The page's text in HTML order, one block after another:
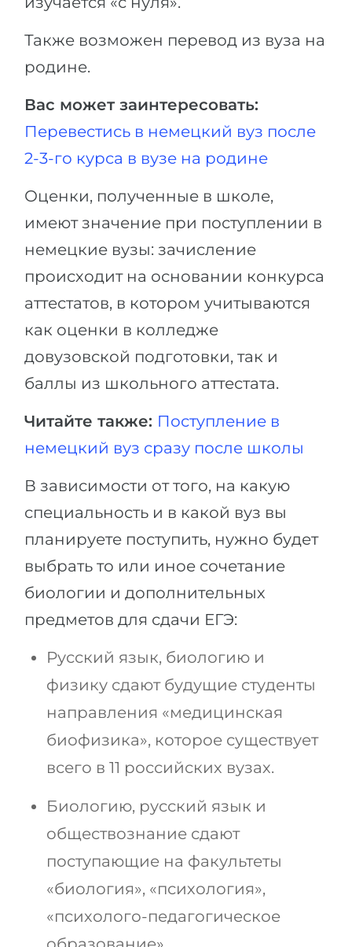
Также возможен перевод из вуза на
родине.
Вас может заинтересовать:
Перевестись в немецкий вуз после
2-3-го курса в вузе на родине
Оценки, полученные в школе,
имеют значение при поступлении в
немецкие вузы: зачисление
происходит на основании конкурса
аттестатов, в котором учитываются
как оценки в колледже
довузовской подготовки, так и
баллы из школьного аттестата.
Читайте также: Поступление в
немецкий вуз сразу после школы
В зависимости от того, на какую
специальность и в какой вуз вы
планируете поступить, нужно будет
выбрать то или иное сочетание
биологии и дополнительных
предметов для сдачи ЕГЭ:
Русский язык, биологию и
физику сдают будущие студенты
направления «медицинская
биофизика», которое существует
всего в 11 российских вузах.
Биологию, русский язык и
обществознание сдают
поступающие на факультеты
«биология», «психология»,
«психолого-педагогическое